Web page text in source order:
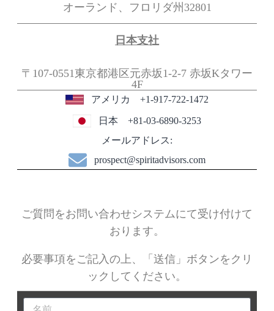
オーランド、フロリダ州32801
日本支社
〒107-0551東京都港区元赤坂1-2-7 赤坂Kタワー
4F
アメリカ +1-917-722-1472
日本 +81-03-6890-3253
メールアドレス:
prospect@spiritadvisors.com
ご質問をお問い合わせシステムにて受け付けて
おります。
必要事項をご記入の上、「送信」ボタンをクリ
ックしてください。